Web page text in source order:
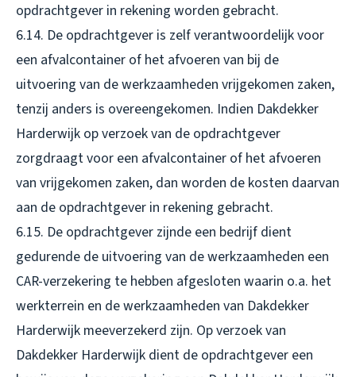
opdrachtgever in rekening worden gebracht.
6.14. De opdrachtgever is zelf verantwoordelijk voor
een afvalcontainer of het afvoeren van bij de
uitvoering van de werkzaamheden vrijgekomen zaken,
tenzij anders is overeengekomen. Indien Dakdekker
Harderwijk op verzoek van de opdrachtgever
zorgdraagt voor een afvalcontainer of het afvoeren
van vrijgekomen zaken, dan worden de kosten daarvan
aan de opdrachtgever in rekening gebracht.
6.15. De opdrachtgever zijnde een bedrijf dient
gedurende de uitvoering van de werkzaamheden een
CAR-verzekering te hebben afgesloten waarin o.a. het
werkterrein en de werkzaamheden van Dakdekker
Harderwijk meeverzekerd zijn. Op verzoek van
Dakdekker Harderwijk dient de opdrachtgever een